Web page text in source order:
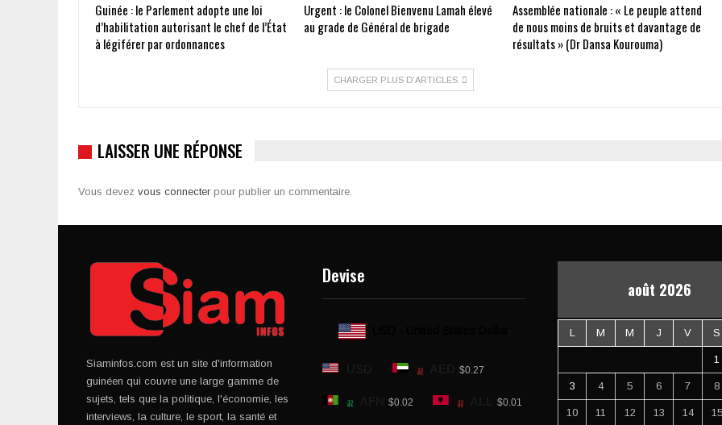
Guinée : le Parlement adopte une loi
d’habilitation autorisant le chef de l’État
à légiférer par ordonnances
Urgent : le Colonel Bienvenu Lamah élevé
au grade de Général de brigade
Assemblée nationale : « Le peuple attend
de nous moins de bruits et davantage de
résultats » (Dr Dansa Kourouma)
CHARGER PLUS D'ARTICLES
LAISSER UNE RÉPONSE
Vous devez vous connecter pour publier un commentaire.
Siaminfos.com est un site d'information
guinéen qui couvre une large gamme de
sujets, tels que la politique, l'économie, les
interviews, la culture, le sport, la santé et
Devise
$0.27
$0.02 $0.01
août 2026
L M M J V S
1
3 4 5 6 7 8
10 11 12 13 14 15